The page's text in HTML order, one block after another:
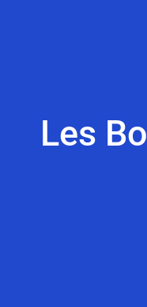
Les